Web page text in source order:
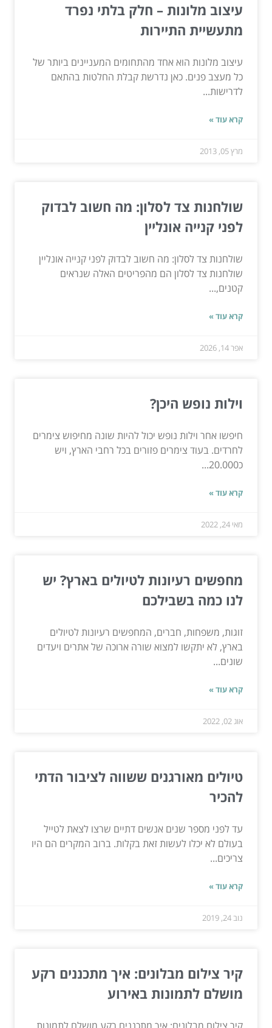
עיצוב מלונות – חלק בלתי נפרד
מתעשיית התיירות
עיצוב מלונות הוא אחד מהתחומים המעניינים ביותר של
כל מעצב פנים. כאן נדרשת קבלת החלטות בהתאם
לדרישות...
קרא עוד »
מרץ 05, 2013
שולחנות צד לסלון: מה חשוב לבדוק
לפני קנייה אונליין
שולחנות צד לסלון: מה חשוב לבדוק לפני קנייה אונליין
שולחנות צד לסלון הם מהפריטים האלה שנראים
קטנים,...
קרא עוד »
אפר 14, 2026
וילות נופש היכן?
חיפשו אחר וילות נופש יכול להיות שונה מחיפוש צימרים
לחרדים. בעוד צימרים פזורים בכל רחבי הארץ, ויש
כ20.000...
קרא עוד »
מאי 24, 2022
מחפשים רעיונות לטיולים בארץ? יש
לנו כמה בשבילכם
זוגות, משפחות, חברים, המחפשים רעיונות לטיולים
בארץ, לא יתקשו למצוא שורה ארוכה של אתרים ויעדים
שונים...
קרא עוד »
אוג 02, 2022
טיולים מאורגנים ששווה לציבור הדתי
להכיר
עד לפני מספר שנים אנשים דתיים שרצו לצאת לטייל
בעולם לא יכלו לעשות זאת בקלות. ברוב המקרים הם היו
צריכים...
קרא עוד »
נוב 24, 2019
קיר צילום מבלונים: איך מתכננים רקע
מושלם לתמונות באירוע